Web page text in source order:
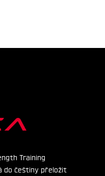
Training
do češtiny přeložit